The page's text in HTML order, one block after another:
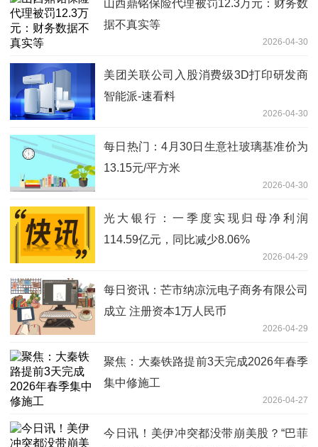
山西鼎铭保险代理被罚12.3万元：财务数
据不真实等
2026-04-30
美团关联公司入股消费级3D打印研发商
智能派-速看料
2026-04-30
每日热门：4月30日生意社玻璃基准价为
13.15元/平方米
2026-04-30
光大银行：一季度实现归母净利润
114.59亿元，同比减少8.06%
2026-04-29
每日资讯：芒市纳凉沅电子商务有限公司
成立 注册资本1万人民币
2026-04-29
聚焦：大秦铁路提前3天完成2026年春季
集中修施工
2026-04-27
今日讯！美伊冲突都没带崩美股？“巴菲